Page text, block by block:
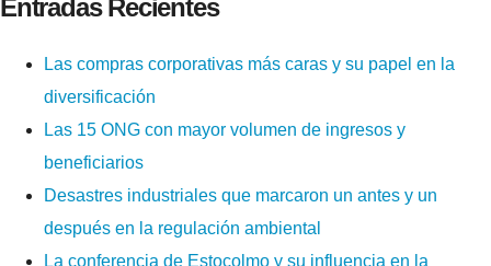
Entradas Recientes
Las compras corporativas más caras y su papel en la
diversificación
Las 15 ONG con mayor volumen de ingresos y
beneficiarios
Desastres industriales que marcaron un antes y un
después en la regulación ambiental
La conferencia de Estocolmo y su influencia en la